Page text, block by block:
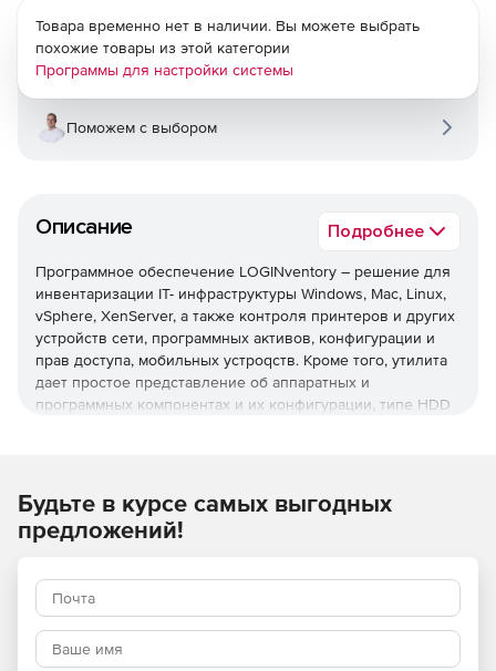
Описание Подробнее
Программное обеспечение LOGINventory – решение для
инвентаризации IT- инфраструктуры Windows, Mac, Linux,
vSphere, XenServer, а также контроля принтеров и других
устройств сети, программных активов, конфигурации и
прав доступа, мобильных устроqств. Кроме того, утилита
дает простое представление об аппаратных и
программных компонентах и их конфигурации, типе HDD
хронологически отображает все обнаруженные
изменения в ПК или сети.
Инвентаризация охватывает системы с Windows, Linux и
Mac (как программное, так и аппаратное обеспечение), а
маршрутизаторы, концентраторы и прочие устройства.
Товара временно нет в наличии. Вы можете выбрать
похожие товары из этой категории
Программы для настройки системы
Поможем с выбором
Будьте в курсе самых выгодных
предложений!